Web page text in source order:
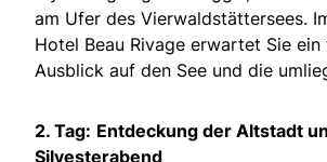
am Ufer des Vierwaldstättersees.
Hotel Beau Rivage erwartet Sie
Ausblick auf den See und die
2. Tag: Entdeckung der Altstadt
Silvesterabend